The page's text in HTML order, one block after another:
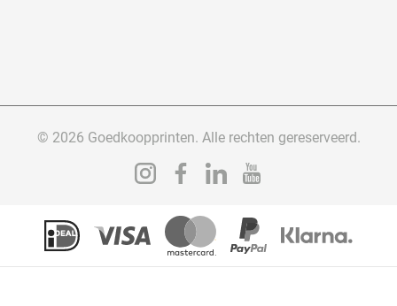
© 2026 Goedkoopprinten. Alle rechten gereserveerd.